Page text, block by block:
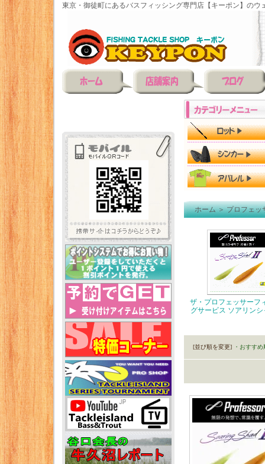
東京・御徒町にあるバスフィッシング専門店【キーポン】のウ
ホーム＞プロフェッ
ザ・プロフェッサーフ
グサービス ソアリン
[並び順を変更] ・おすすめ